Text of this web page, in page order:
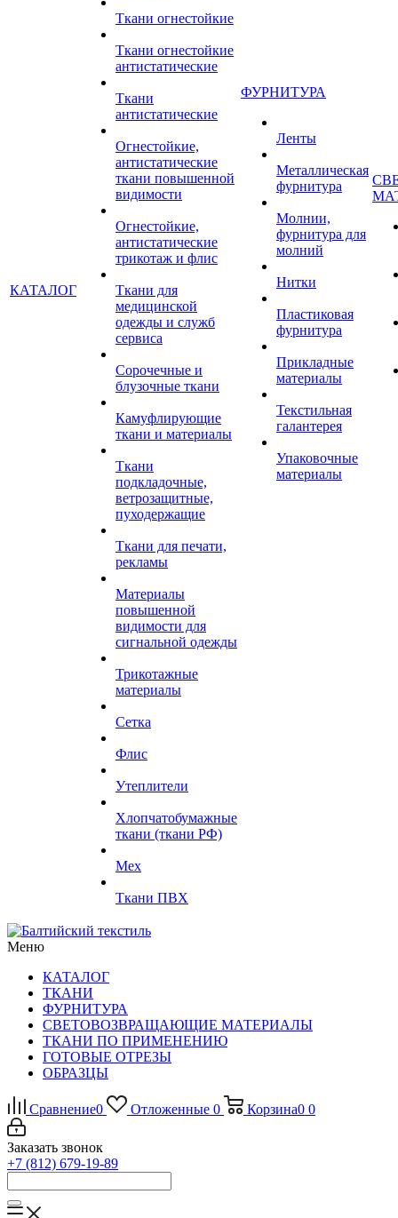
КАТАЛОГ
Ткани огнестойкие
Ткани огнестойкие
антистатические
Ткани
антистатические
Огнестойкие,
антистатические
ткани повышенной
видимости
Огнестойкие,
антистатические
трикотаж и флис
Ткани для
медицинской
одежды и служб
сервиса
Сорочечные и
блузочные ткани
Камуфлирующие
ткани и материалы
Ткани
подкладочные,
ветрозащитные,
пуходержащие
Ткани для печати,
рекламы
Материалы
повышенной
видимости для
сигнальной одежды
Трикотажные
материалы
Сетка
Флис
Утеплители
Хлопчатобумажные
ткани (ткани РФ)
Мех
Ткани ПВХ
ФУРНИТУРА
Ленты
Металлическая
фурнитура
Молнии,
фурнитура для
молний
Нитки
Пластиковая
фурнитура
Прикладные
материалы
Текстильная
галантерея
Упаковочные
материалы
Меню
КАТАЛОГ
ТКАНИ
ФУРНИТУРА
СВЕТОВОЗВРАЩАЮЩИЕ МАТЕРИАЛЫ
ТКАНИ ПО ПРИМЕНЕНИЮ
ГОТОВЫЕ ОТРЕЗЫ
ОБРАЗЦЫ
Сравнение0 Отложенные 0 Корзина0 0
Заказать звонок
+7 (812) 679-19-89